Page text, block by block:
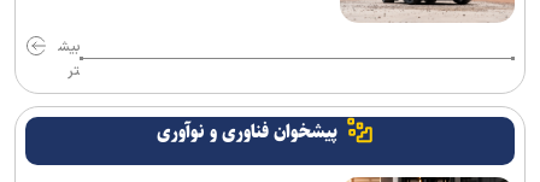
بیش
تر
پیشخوان فناوری و نوآوری